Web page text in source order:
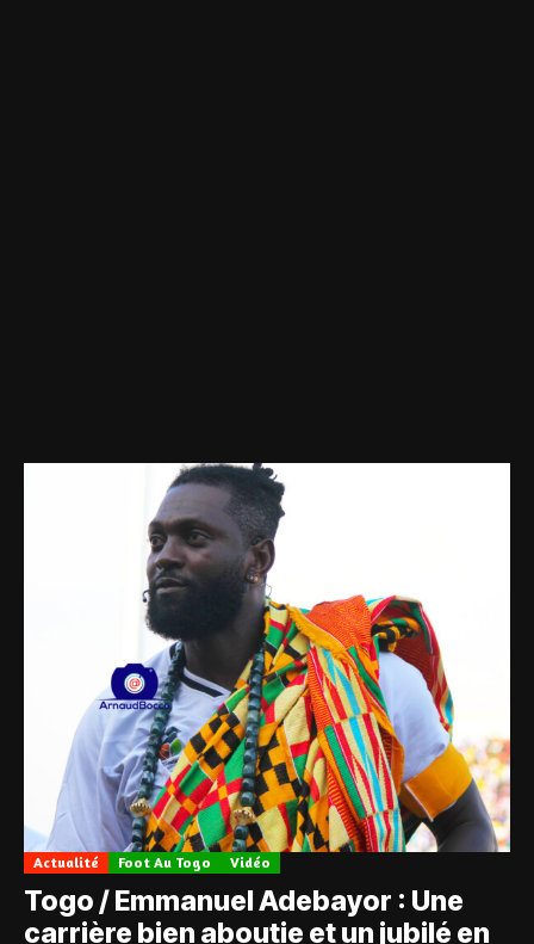
Actualité Foot Au Togo Vidéo
Togo / Emmanuel Adebayor : Une
carrière bien aboutie et un jubilé en